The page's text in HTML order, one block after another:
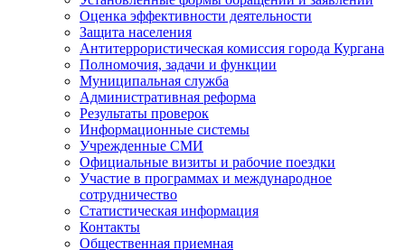
Оценка эффективности деятельности
Защита населения
Антитеррористическая комиссия города Кургана
Полномочия, задачи и функции
Муниципальная служба
Административная реформа
Результаты проверок
Информационные системы
Учрежденные СМИ
Официальные визиты и рабочие поездки
Участие в программах и международное
сотрудничество
Статистическая информация
Контакты
Общественная приемная